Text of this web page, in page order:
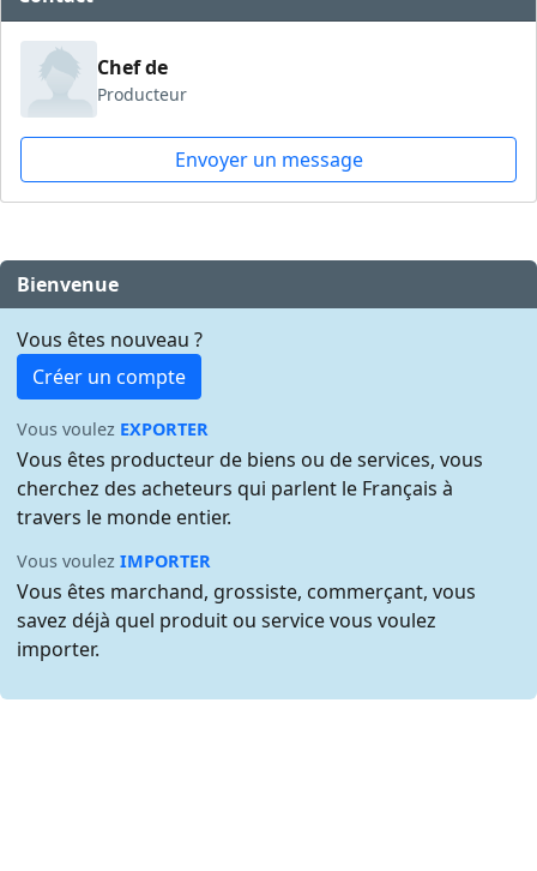
Chef de
Producteur
Envoyer un message
Bienvenue
Vous êtes nouveau ?
Créer un compte
Vous voulez EXPORTER
Vous êtes producteur de biens ou de services, vous
cherchez des acheteurs qui parlent le Français à
travers le monde entier.
Vous voulezIMPORTER
Vous êtes marchand, grossiste, commerçant, vous
savez déjà quel produit ou service vous voulez
importer.